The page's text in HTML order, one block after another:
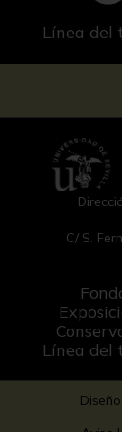
Línea del
C/ S.
Línea del